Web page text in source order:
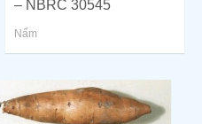
– NBRC 30545
Nấm